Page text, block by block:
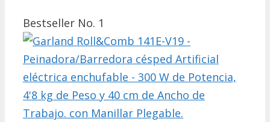
Bestseller No. 1